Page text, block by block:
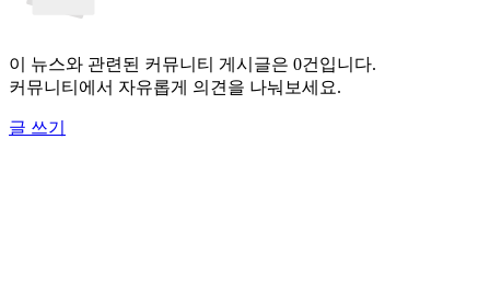
이 뉴스와 관련된 커뮤니티 게시글은 0건입니다.
커뮤니티에서 자유롭게 의견을 나눠보세요.
글 쓰기